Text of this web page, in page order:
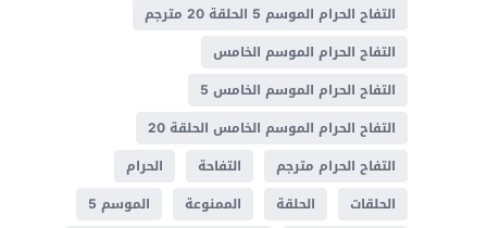
التفاح الحرام الموسم 5 الحلقة 20 مترجم
التفاح الحرام الموسم الخامس
التفاح الحرام الموسم الخامس 5
التفاح الحرام الموسم الخامس الحلقة 20
التفاح الحرام مترجم
التفاحة
الحرام
الحلقات
الحلقة الممنوعة
الموسم 5